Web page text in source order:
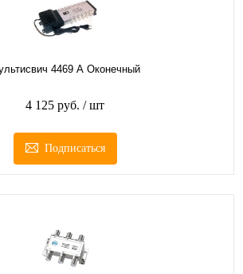
4469 А Оконечный
4 125 руб. / шт
Подписаться